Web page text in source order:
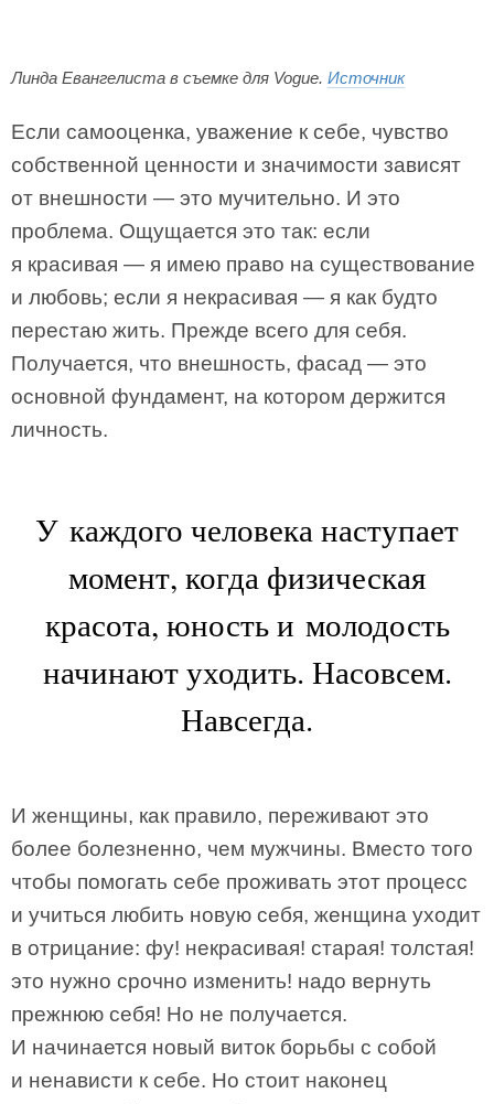
Линда Евангелиста в съемке для Vogue. Источник
Если самооценка, уважение к себе, чувство
собственной ценности и значимости зависят
от внешности — это мучительно. И это
проблема. Ощущается это так: если
я красивая — я имею право на существование
и любовь; если я некрасивая — я как будто
перестаю жить. Прежде всего для себя.
Получается, что внешность, фасад — это
основной фундамент, на котором держится
личность.
У каждого человека наступает
момент, когда физическая
красота, юность и молодость
начинают уходить. Насовсем.
Навсегда.
И женщины, как правило, переживают это
более болезненно, чем мужчины. Вместо того
чтобы помогать себе проживать этот процесс
и учиться любить новую себя, женщина уходит
в отрицание: фу! некрасивая! старая! толстая!
это нужно срочно изменить! надо вернуть
прежнюю себя! Но не получается.
И начинается новый виток борьбы с собой
и ненависти к себе. Но стоит наконец